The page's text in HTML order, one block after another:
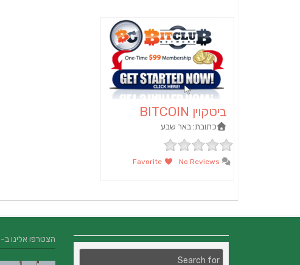
ביטקוין BITCOIN
כתובת:באר שבע
הצטרפו אלינו ב- FACEBOOK